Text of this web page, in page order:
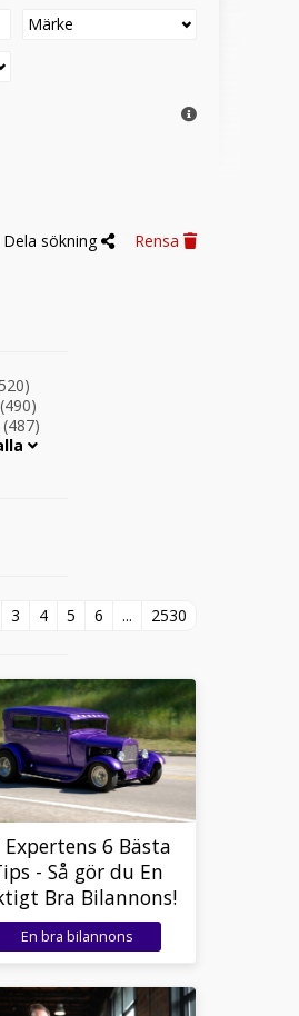
Märke
Dela sökning Rensa
(490)
(487)
3 4 5 6 ... 2530
Expertens 6 Bästa
- Så gör du En
Bra Bilannons!
En bra bilannons